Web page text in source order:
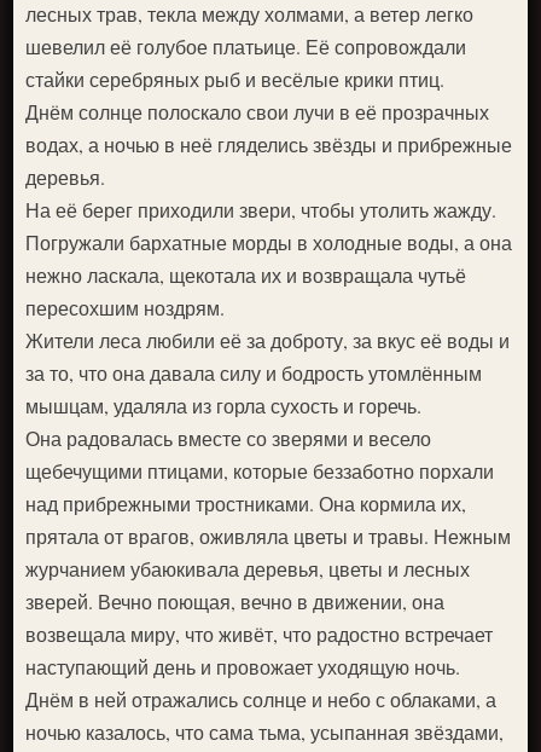
лесных трав, текла между холмами, а ветер легко
шевелил её голубое платьице. Её сопровождали
стайки серебряных рыб и весёлые крики птиц.
Днём солнце полоскало свои лучи в её прозрачных
водах, а ночью в неё гляделись звёзды и прибрежные
деревья.
На её берег приходили звери, чтобы утолить жажду.
Погружали бархатные морды в холодные воды, а она
нежно ласкала, щекотала их и возвращала чутьё
пересохшим ноздрям.
Жители леса любили её за доброту, за вкус её воды и
за то, что она давала силу и бодрость утомлённым
мышцам, удаляла из горла сухость и горечь.
Она радовалась вместе со зверями и весело
щебечущими птицами, которые беззаботно порхали
над прибрежными тростниками. Она кормила их,
прятала от врагов, оживляла цветы и травы. Нежным
журчанием убаюкивала деревья, цветы и лесных
зверей. Вечно поющая, вечно в движении, она
возвещала миру, что живёт, что радостно встречает
наступающий день и провожает уходящую ночь.
Днём в ней отражались солнце и небо с облаками, а
ночью казалось, что сама тьма, усыпанная звёздами,